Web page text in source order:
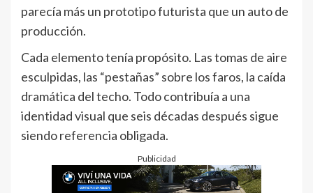
parecía más un prototipo futurista que un auto de
producción.
Cada elemento tenía propósito. Las tomas de aire
esculpidas, las “pestañas” sobre los faros, la caída
dramática del techo. Todo contribuía a una
identidad visual que seis décadas después sigue
siendo referencia obligada.
Publicidad